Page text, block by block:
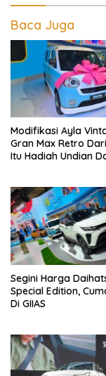
Baca Juga
Modifikasi Ayla
Gran Max Retro
Itu Hadiah Undian
Segini Harga
Special Edition,
Di GIIAS